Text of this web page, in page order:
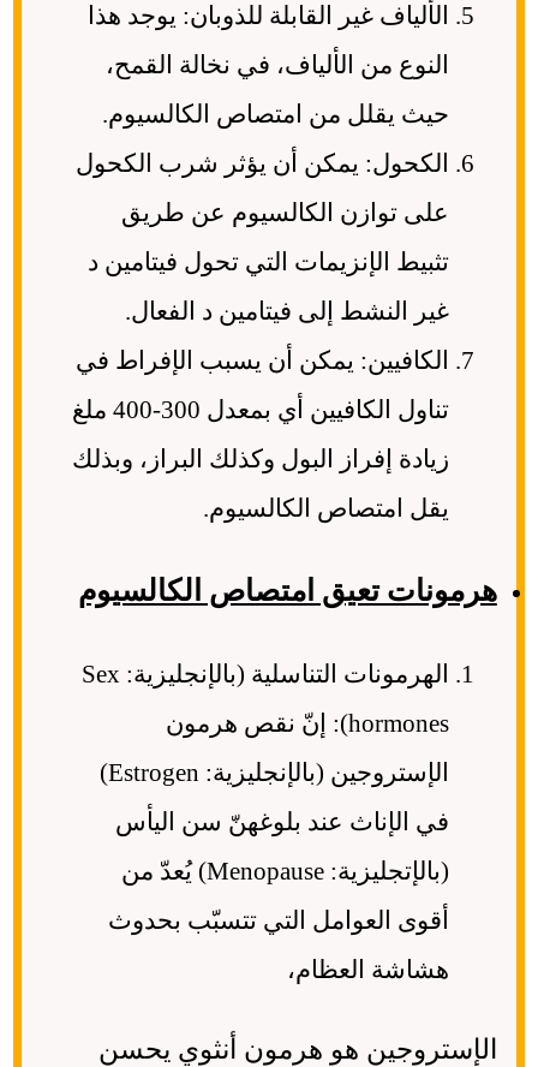
الألياف غير القابلة للذوبان: يوجد هذا
النوع من الألياف، في نخالة القمح،
حيث يقلل من امتصاص الكالسيوم.
الكحول: يمكن أن يؤثر شرب الكحول
على توازن الكالسيوم عن طريق
تثبيط الإنزيمات التي تحول فيتامين د
غير النشط إلى فيتامين د الفعال.
الكافيين: يمكن أن يسبب الإفراط في
تناول الكافيين أي بمعدل 300-400 ملغ
زيادة إفراز البول وكذلك البراز، وبذلك
يقل امتصاص الكالسيوم.
هرمونات تعيق امتصاص الكالسيوم
الهرمونات التناسلية (بالإنجليزية: Sex
hormones): إنّ نقص هرمون
الإستروجين (بالإنجليزية: Estrogen)
في الإناث عند بلوغهنّ سن اليأس
(بالإتجليزية: Menopause) يُعدّ من
أقوى العوامل التي تتسبّب بحدوث
هشاشة العظام،
الإستروجين هو هرمون أنثوي يحسن